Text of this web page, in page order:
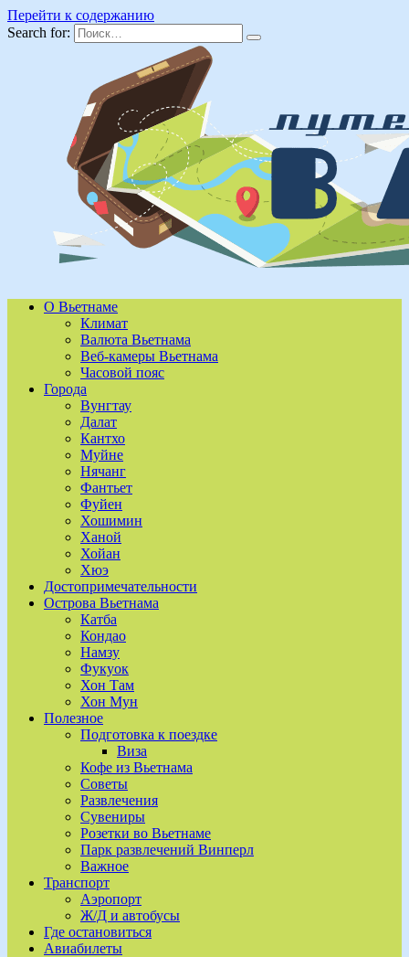
Перейти к содержанию
Search for:
О Вьетнаме
Климат
Валюта Вьетнама
Веб-камеры Вьетнама
Часовой пояс
Города
Вунгтау
Далат
Кантхо
Муйне
Нячанг
Фантьет
Фуйен
Хошимин
Ханой
Хойан
Хюэ
Достопримечательности
Острова Вьетнама
Катба
Кондао
Намзу
Фукуок
Хон Там
Хон Мун
Полезное
Подготовка к поездке
Виза
Кофе из Вьетнама
Советы
Развлечения
Сувениры
Розетки во Вьетнаме
Парк развлечений Винперл
Важное
Транспорт
Аэропорт
Ж/Д и автобусы
Где остановиться
Авиабилеты